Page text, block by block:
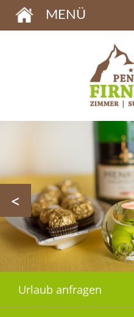
MENÜ
<
Urlaub anfragen